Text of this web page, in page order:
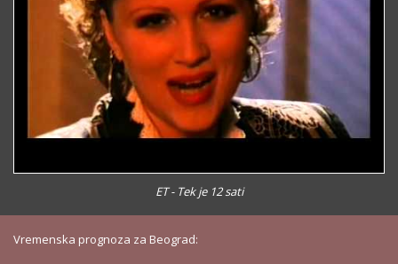
ET - Tek je 12 sati
Vremenska prognoza za Beograd: